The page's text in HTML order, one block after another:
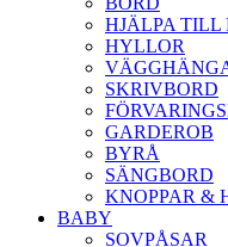
HJÄLPA TILL
HYLLOR
SKRIVBORD
GARDEROB
BYRÅ
SÄNGBORD
KNOPPAR &
BABY
SOVPÅSAR